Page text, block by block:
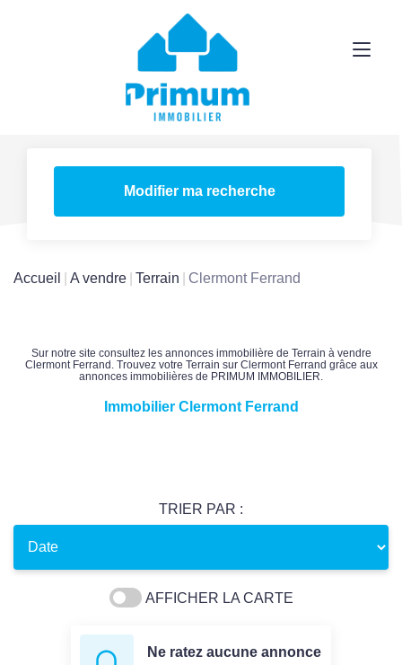
Modifier ma recherche
Accueil A vendre Terrain Clermont Ferrand
Sur notre site consultez les annonces immobilière de Terrain à vendre
Clermont Ferrand. Trouvez votre Terrain sur Clermont Ferrand grâce aux
annonces immobilières de PRIMUM IMMOBILIER.
Immobilier Clermont Ferrand
TRIER PAR :
AFFICHER LA CARTE
Ne ratez aucune annonce